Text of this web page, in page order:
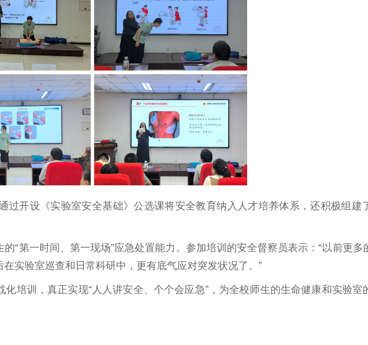
过开设《实验室安全基础》公选课将安全教育纳入人才培养体系，还积极组建
“第一时间、第一现场”应急处置能力。参加培训的安全督察员表示：“以前更多
实验室巡查和日常科研中，更有底气应对突发状况了。”
培训，真正实现“人人讲安全、个个会应急”，为全校师生的生命健康和实验室